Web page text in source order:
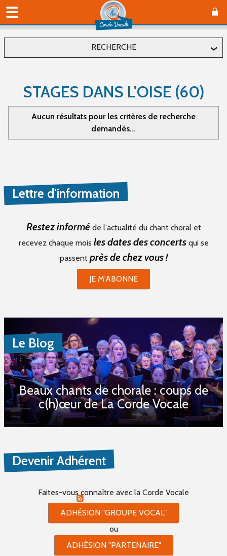
RECHERCHE
Département
Affiner
Type(s) d'évènement
Concerts (0)
Stages (0)
Formations (0)
au
Mot(s) clé(s)
Plusieurs mots clé possibles
PROPOSER UN ÉVÈNEMENT
RSS ÉVÈNEMENTS
STAGES DANS L'OISE (60)
Aucun résultats pour les critères de recherche
demandés...
Lettre d'information
Restez informé de l'actualité du chant choral et
recevez chaque mois les dates des concertsqui se
passent près de chez vous !
JE M'ABONNE
Le Blog
Beaux chants de chorale : coups de
c(h)œur de La Corde Vocale
Devenir Adhérent
Faites-vous connaître avec la Corde Vocale
ADHÉSION "GROUPE VOCAL"
ou
ADHÉSION "PARTENAIRE"